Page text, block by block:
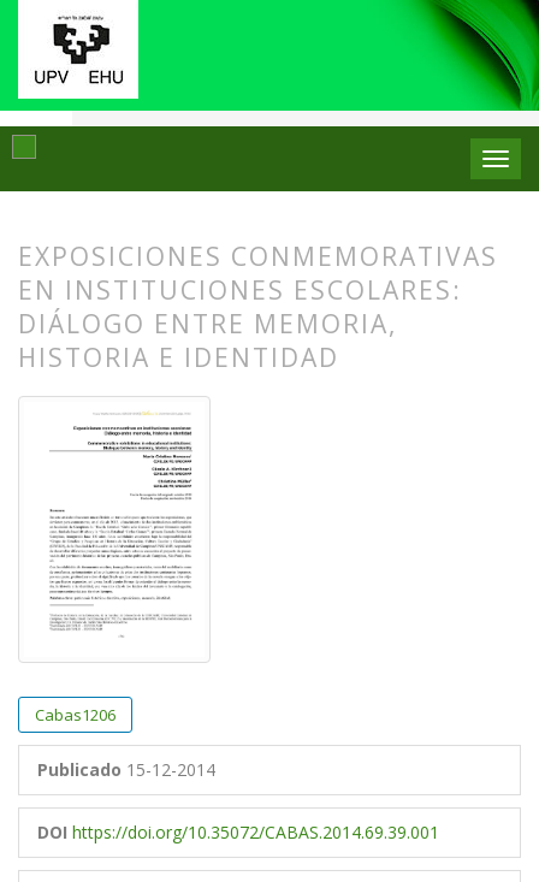
EXPOSICIONES CONMEMORATIVAS
EN INSTITUCIONES ESCOLARES:
DIÁLOGO ENTRE MEMORIA,
HISTORIA E IDENTIDAD
Cabas1206
Publicado 15-12-2014
DOI https://doi.org/10.35072/CABAS.2014.69.39.001